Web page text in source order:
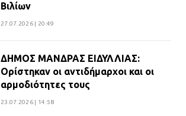
Βιλίων
27.07.2026 | 20:49
ΔΗΜΟΣ ΜΑΝΔΡΑΣ ΕΙΔΥΛΛΙΑΣ:
Ορίστηκαν οι αντιδήμαρχοι και οι
αρμοδιότητες τους
23.07.2026 | 14:58